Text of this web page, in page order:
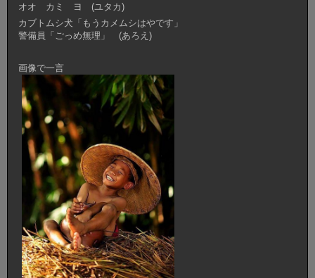
オオ カミ ヨ (ユタカ)
カブトムシ犬「もうカメムシはやです」
警備員「ごっめ無理」 (あろえ)
画像で一言